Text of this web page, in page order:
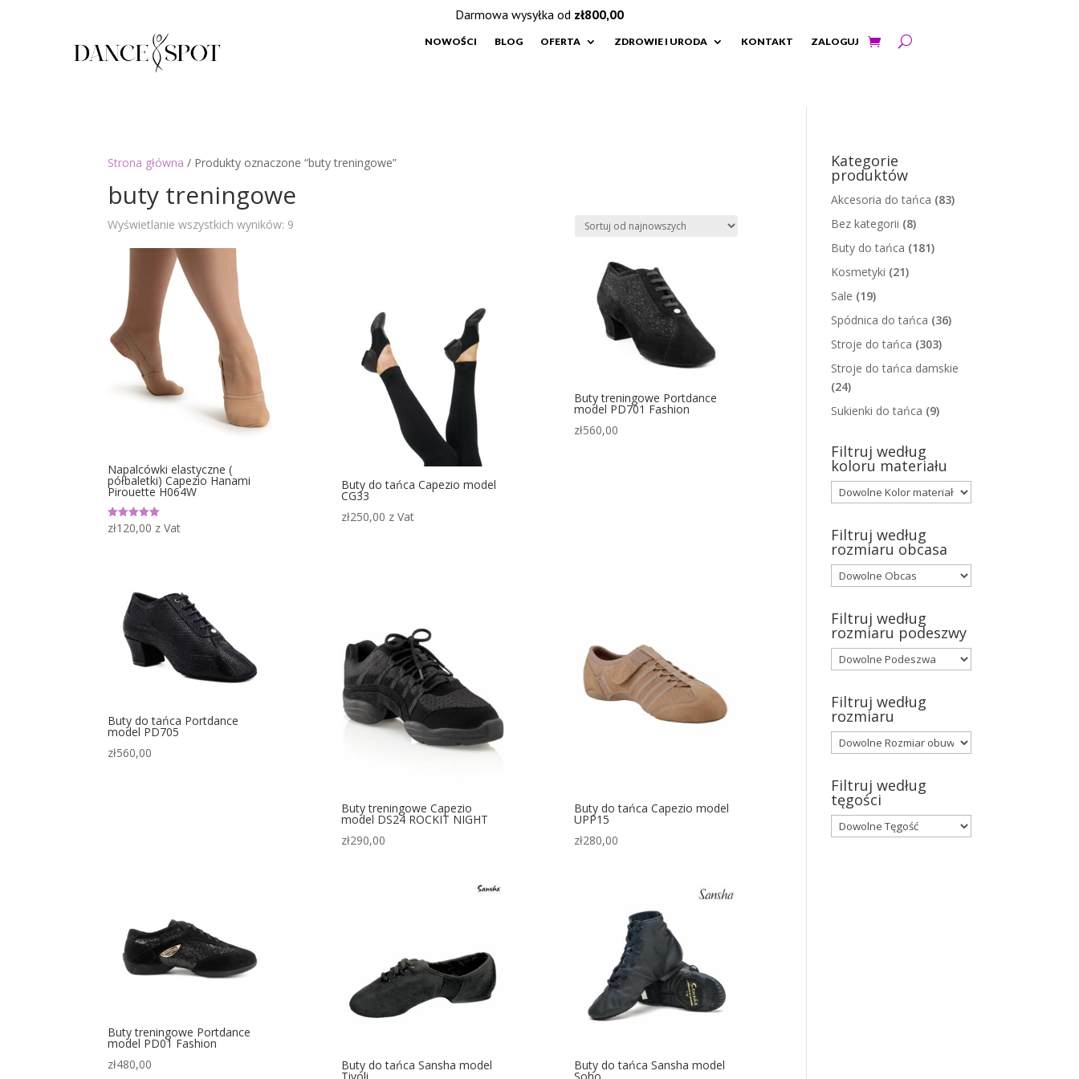
NOWOŚCI BLOG OFERTA ZDROWIE I URODA KONTAKT ZALOGUJ
Strona główna / Produkty oznaczone “buty treningowe”
buty treningowe
Wyświetlanie wszystkich wyników: 9
Napalcówki elastyczne (
półbaletki) Capezio Hanami
Pirouette H064W
Oceniono
5.00
zł120,00 z Vat
Buty do tańca Capezio model
CG33
zł250,00 z Vat
Buty treningowe Portdance
model PD701 Fashion
zł560,00
Buty do tańca Portdance
model PD705
zł560,00
Buty treningowe Capezio
model DS24 ROCKIT NIGHT
zł290,00
Buty do tańca Capezio model
UPP15
zł280,00
Buty treningowe Portdance
model PD01 Fashion
zł480,00 Buty do tańca Sansha model Buty do tańca Sansha model
Kategorie
produktów
Akcesoria do tańca (83)
Bez kategorii (8)
Buty do tańca (181)
Kosmetyki (21)
Sale (19)
Spódnica do tańca (36)
Stroje do tańca (303)
Stroje do tańca damskie
(24)
Sukienki do tańca (9)
Filtruj według
koloru materiału
Filtruj według
rozmiaru obcasa
Filtruj według
rozmiaru podeszwy
Filtruj według
rozmiaru
Filtruj według
tęgości
Darmowa wysyłka od zł800,00